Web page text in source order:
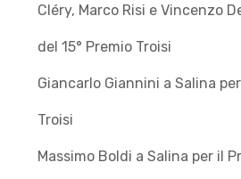
Cléry, Marco Risi e Vincenzo
del 15° Premio Troisi
Giancarlo Giannini a Salina
Troisi
Massimo Boldi a Salina per il